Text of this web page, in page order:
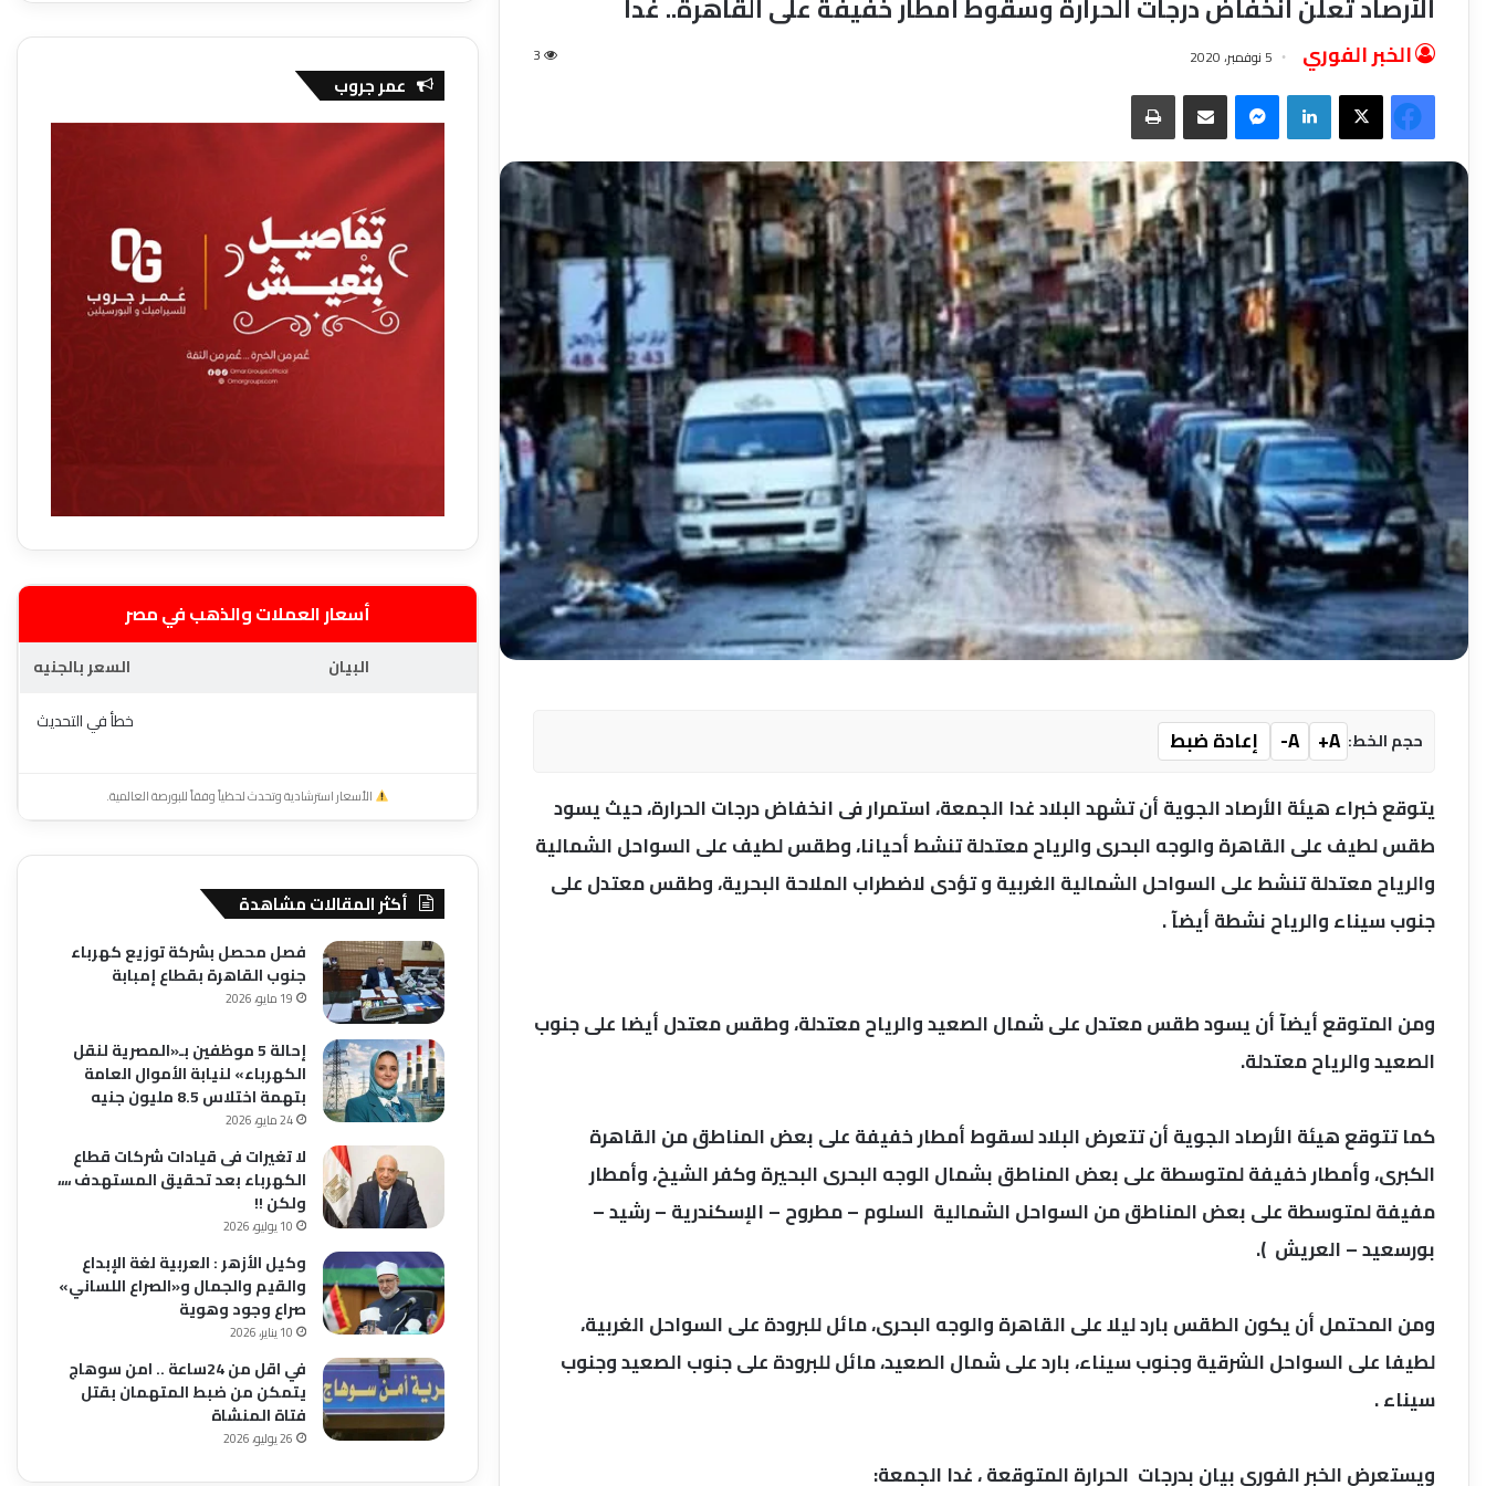
الخبر الفوري 5 نوفمبر، 2020 3
فيسبوك‫X لينكدإن ماسنجر مشاركة عبر البريد طباعة
حجم الخط: A+
A-
إعادة ضبط
يتوقع خبراء هيئة الأرصاد الجوية أن تشهد البلاد غدا الجمعة، استمرار فى انخفاض درجات الحرارة، حيث يسود
طقس لطيف على القاهرة والوجه البحرى والرياح معتدلة تنشط أحيانا، وطقس لطيف على السواحل الشمالية
والرياح معتدلة تنشط على السواحل الشمالية الغربية و تؤدى لاضطراب الملاحة البحرية، وطقس معتدل على
جنوب سيناء والرياح نشطة أيضآ .
ومن المتوقع أيضآ أن يسود طقس معتدل على شمال الصعيد والرياح معتدلة، وطقس معتدل أيضا على جنوب
الصعيد والرياح معتدلة.
كما تتوقع هيئة الأرصاد الجوية أن تتعرض البلاد لسقوط أمطار خفيفة على بعض المناطق من القاهرة
الكبرى، وأمطار خفيفة لمتوسطة على بعض المناطق بشمال الوجه البحرى البحيرة وكفر الشيخ، وأمطار
مفيفة لمتوسطة على بعض المناطق من السواحل الشمالية السلوم – مطروح – الإسكندرية – رشيد –
بورسعيد – العريش ).
ومن المحتمل أن يكون الطقس بارد ليلا على القاهرة والوجه البحرى، مائل للبرودة على السواحل الغربية،
لطيفا على السواحل الشرقية وجنوب سيناء، بارد على شمال الصعيد، مائل للبرودة على جنوب الصعيد وجنوب
سيناء .
ويستعرض الخبر الفورى بيان بدرجات الحرارة المتوقعة ، غدا الجمعة:
عمر جروب
أسعار العملات والذهب في مصر
البيان
السعر بالجنيه
خطأ في التحديث
الأسعار استرشادية وتحدث لحظياً وفقاً للبورصة العالمية.
أكثر المقالات مشاهدة
فصل محصل بشركة توزيع كهرباء
جنوب القاهرة بقطاع إمبابة
19 مايو، 2026
إحالة 5 موظفين بـ«المصرية لنقل
الكهرباء» لنيابة الأموال العامة
بتهمة اختلاس 8.5 مليون جنيه
24 مايو، 2026
لا تغيرات فى قيادات شركات قطاع
الكهرباء بعد تحقيق المستهدف ،،،،
ولكن !!
10 يوليو، 2026
وكيل الأزهر : العربية لغة الإبداع
والقيم والجمال و«الصراع اللساني»
صراع وجود وهوية
10 يناير، 2026
في اقل من 24ساعة .. امن سوهاج
يتمكن من ضبط المتهمان بقتل
فتاة المنشاة
26 يوليو، 2026